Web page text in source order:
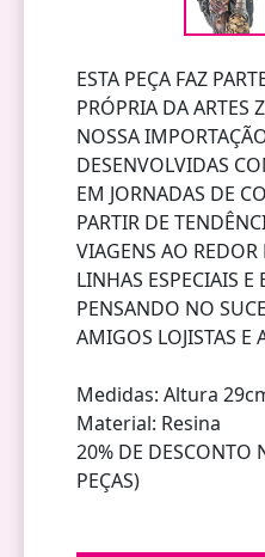
ESTA PEÇA FAZ
PRÓPRIA DA ARTES
NOSSA
DESENVOLVIDAS
EM JORNADAS DE
PARTIR DE
VIAGENS AO
LINHAS ESPECIAIS E
PENSANDO NO
AMIGOS LOJISTAS E
Medidas: Altura
Material: Resina
20% DE DESCONTO
PEÇAS)